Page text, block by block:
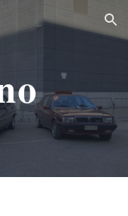
Skip to navigation